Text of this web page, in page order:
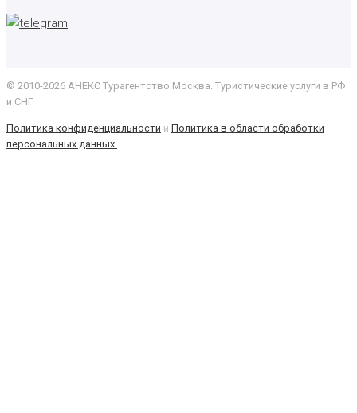
© 2010-2026 АНЕКС Турагентство Москва. Туристические услуги в РФ
и СНГ
Политика конфиденциальности и Политика в области обработки
персональных данных.